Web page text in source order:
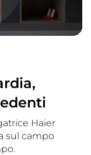
Haier
sul campo